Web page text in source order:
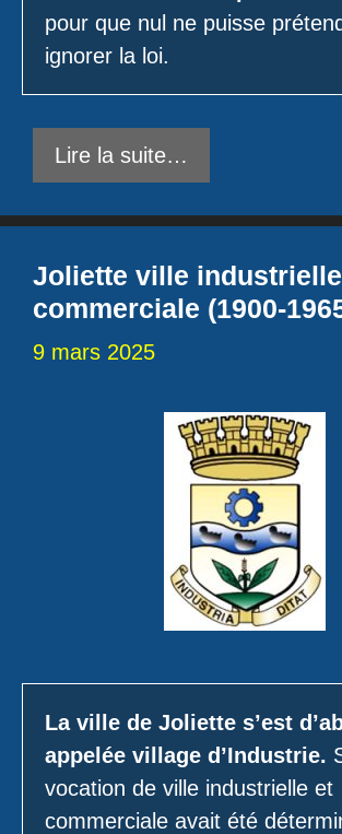
pour que nul ne puisse
ignorer la loi.
Lire la suite…
Joliette ville
commerciale (1900-
9 mars 2025
La ville de Joliette s’est
appelée village d’Industrie.
vocation de ville industrielle et
commerciale avait été